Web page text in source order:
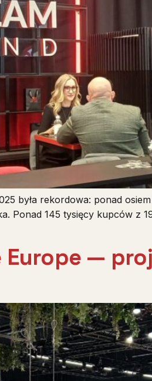
była rekordowa: ponad
Ponad 145 tysięcy kupców z
Europe —